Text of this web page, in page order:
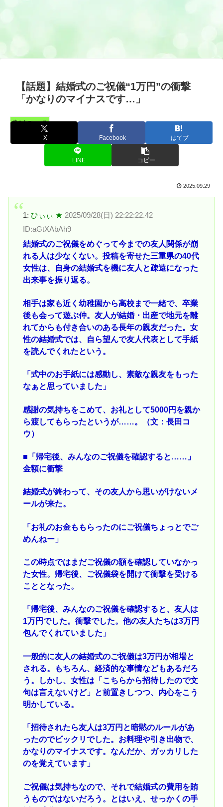
【話題】結婚式のご祝儀“1万円”の衝撃
「かなりのマイナスです…」
憤まんニュース
X Facebook はてブ
LINE コピー
2025.09.29
1: ひぃぃ ★ 2025/09/28(日) 22:22:22.42
ID:aGtXAbAh9
結婚式のご祝儀をめぐって今までの友人関係が崩
れる人は少なくない。投稿を寄せた三重県の40代
女性は、自身の結婚式を機に友人と疎遠になった
出来事を振り返る。
相手は家も近く幼稚園から高校まで一緒で、卒業
後も会って遊ぶ仲。友人が結婚・出産で地元を離
れてからも付き合いのある長年の親友だった。女
性の結婚式では、自ら望んで友人代表として手紙
を読んでくれたという。
「式中のお手紙には感動し、素敵な親友をもった
なぁと思っていました」
感謝の気持ちをこめて、お礼として5000円を親か
ら渡してもらったというが……。（文：長田コ
ウ）
■「帰宅後、みんなのご祝儀を確認すると……」
金額に衝撃
結婚式が終わって、その友人から思いがけないメ
ールが来た。
「お礼のお金ももらったのにご祝儀ちょっとでご
めんねー」
この時点ではまだご祝儀の額を確認していなかっ
た女性。帰宅後、ご祝儀袋を開けて衝撃を受ける
こととなった。
「帰宅後、みんなのご祝儀を確認すると、友人は
1万円でした。衝撃でした。他の友人たちは3万円
包んでくれていました」
一般的に友人の結婚式のご祝儀は3万円が相場と
される。もちろん、経済的な事情などもあるだろ
う。しかし、女性は「こちらから招待したので文
句は言えないけど」と前置きしつつ、内心をこう
明かしている。
「招待されたら友人は3万円と暗黙のルールがあ
ったのでビックリでした。お料理や引き出物で、
かなりのマイナスです。なんだか、ガッカリした
のを覚えています」
ご祝儀は気持ちなので、それで結婚式の費用を賄
うものではないだろう。とはいえ、せっかくの手